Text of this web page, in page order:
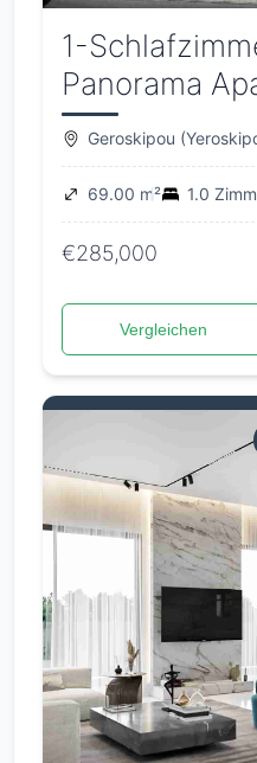
1-
Panorama
Geroskipou
69.00 m² 1.0
€285,000
Vergleichen